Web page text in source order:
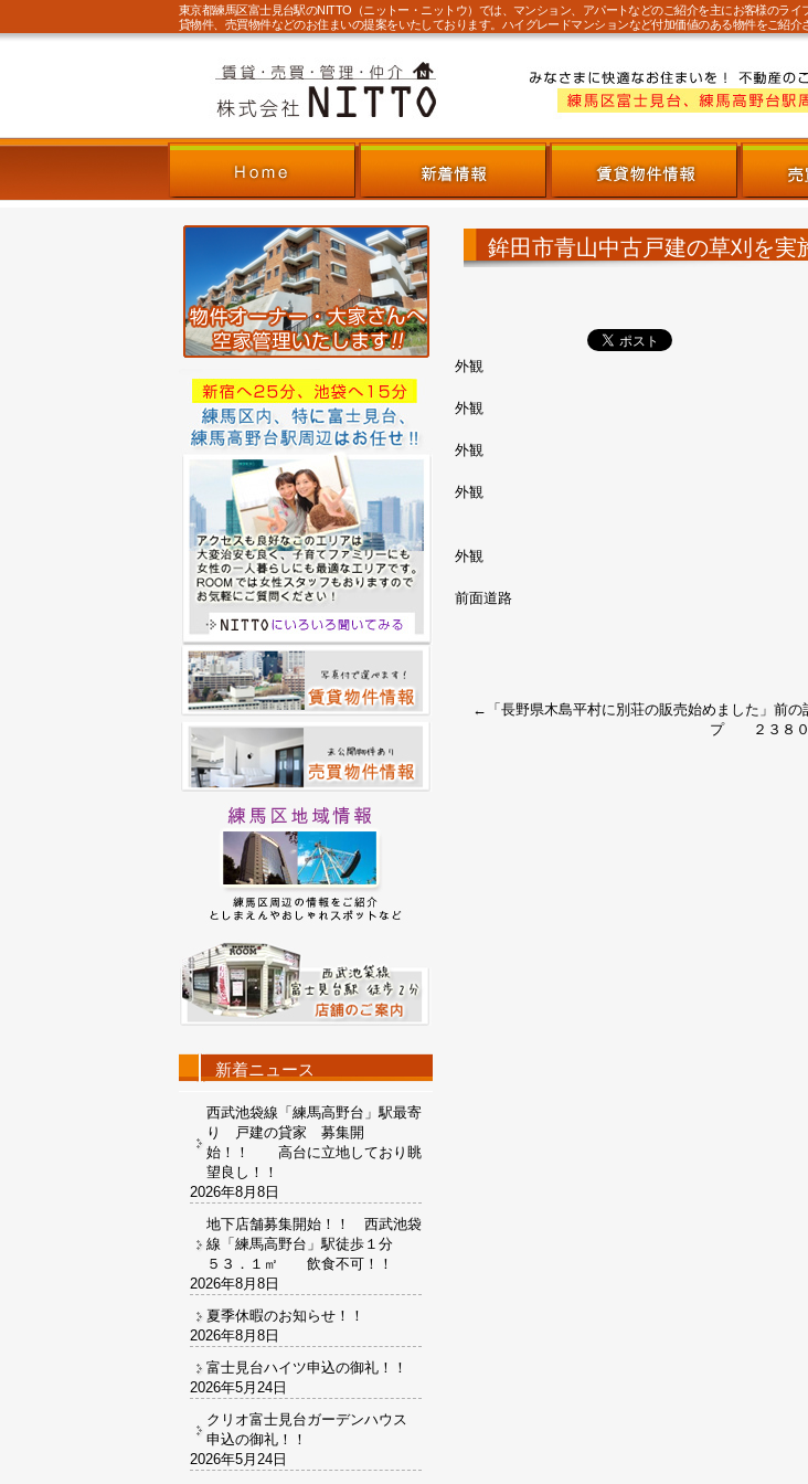
東京都練馬区富士見台駅のNITTO（ニットー・ニットウ）では、マンション、アパートなどのご紹介を主にお客様のライ
貸物件、売買物件などのお住まいの提案をいたしております。ハイグレードマンションなど付加価値のある物件をご紹介
鉾田市青山中古戸建の草刈を実
外観
外観
外観
外観
外観
前面道路
←「 長野県木島平村に別荘の販売始めました 」前
プ ２３８
新着ニュース
西武池袋線「練馬高野台」駅最寄
り 戸建の貸家 募集開
始！！ 高台に立地しており眺
望良し！！
2026年8月8日
地下店舗募集開始！！ 西武池袋
線「練馬高野台」駅徒歩１分
５３．１㎡ 飲食不可！！
2026年8月8日
夏季休暇のお知らせ！！
2026年8月8日
富士見台ハイツ申込の御礼！！
2026年5月24日
クリオ富士見台ガーデンハウス
申込の御礼！！
2026年5月24日